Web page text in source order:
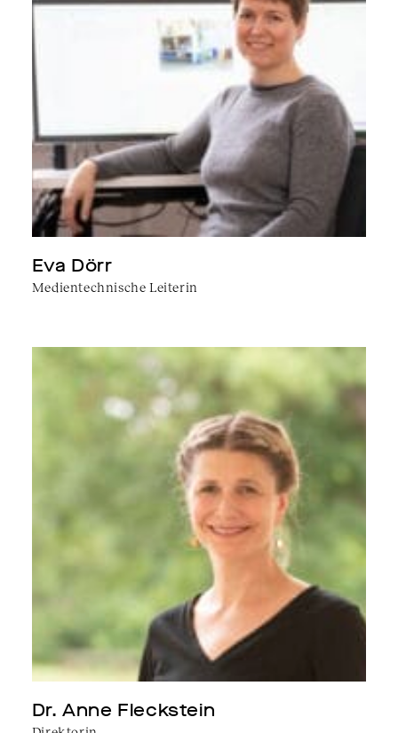
Eva Dörr
Medientechnische Leiterin
Dr. Anne Fleckstein